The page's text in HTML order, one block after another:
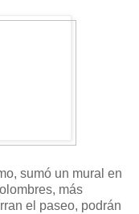
sumó un mural en
más
el paseo, podrán